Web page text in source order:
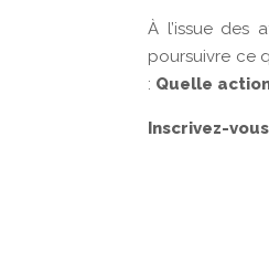
À l’issue des
poursuivre ce
: Quelle
Inscrivez-vous